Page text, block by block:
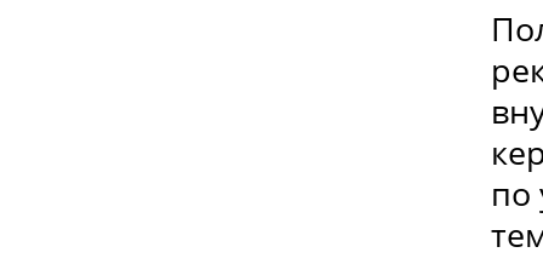
по